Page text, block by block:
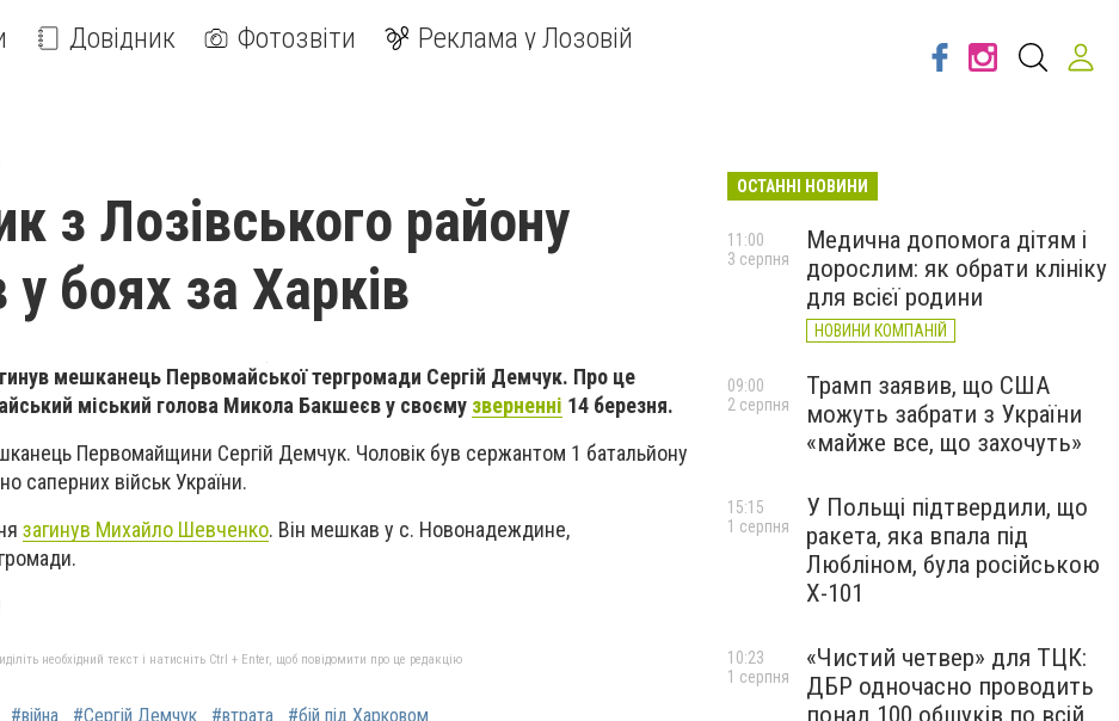
Довідник Фотозвіти Реклама у Лозовій
з Лозівського району
у боях за Харків
мешканець Первомайської тергромади Сергій Демчук. Про це
міський голова Микола Бакшеєв у своєму зверненні 14 березня.
Первомайщини Сергій Демчук. Чоловік був сержантом 1 батальйону
саперних військ України.
загинув Михайло Шевченко. Він мешкав у с. Новонадеждине,
необхідний текст і натисніть Ctrl + Enter, щоб повідомити про це редакцію
#війна #Сергій Демчук #втрата #бій під Харковом
ОСТАННІ НОВИНИ
Медична допомога дітям і
дорослим: як обрати клініку
для всієї родини
НОВИНИ КОМПАНІЙ
11:00
3 серпня
Трамп заявив, що США
можуть забрати з України
«майже все, що захочуть»
09:00
2 серпня
У Польщі підтвердили, що
ракета, яка впала під
Любліном, була російською
Х-101
15:15
1 серпня
«Чистий четвер» для ТЦК:
ДБР одночасно проводить
понад 100 обшуків по всій
10:23
1 серпня